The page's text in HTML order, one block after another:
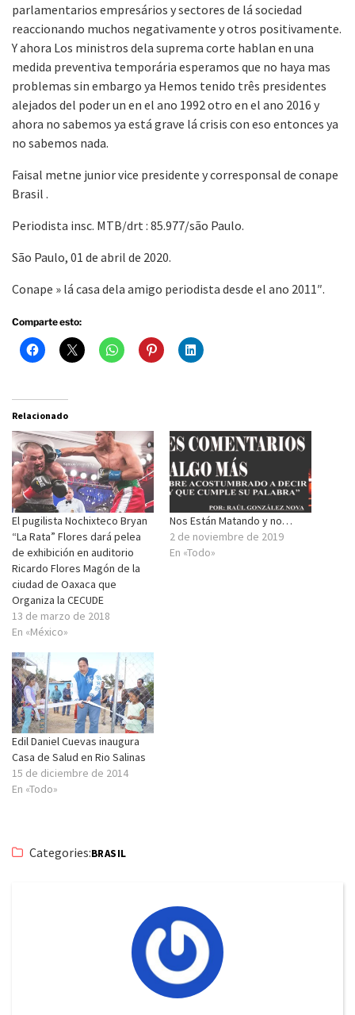
parlamentarios empresários y sectores de lá sociedad
reaccionando muchos negativamente y otros positivamente.
Y ahora Los ministros dela suprema corte hablan en una
medida preventiva temporária esperamos que no haya mas
problemas sin embargo ya Hemos tenido três presidentes
alejados del poder un en el ano 1992 otro en el ano 2016 y
ahora no sabemos ya está grave lá crisis con eso entonces ya
no sabemos nada.
Faisal metne junior vice presidente y corresponsal de conape
Brasil .
Periodista insc. MTB/drt : 85.977/são Paulo.
São Paulo, 01 de abril de 2020.
Conape » lá casa dela amigo periodista desde el ano 2011″.
Comparte esto:
Relacionado
El pugilista Nochixteco Bryan
“La Rata” Flores dará pelea
de exhibición en auditorio
Ricardo Flores Magón de la
ciudad de Oaxaca que
Organiza la CECUDE
13 de marzo de 2018
En «México»
Nos Están Matando y no…
2 de noviembre de 2019
En «Todo»
Edil Daniel Cuevas inaugura
Casa de Salud en Rio Salinas
15 de diciembre de 2014
En «Todo»
Categories:BRASIL